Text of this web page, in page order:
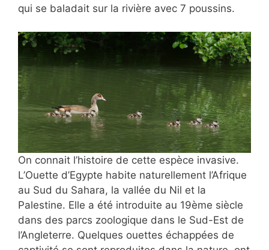
qui se baladait sur la rivière avec 7 poussins.
On connait l’histoire de cette espèce invasive.
L’Ouette d’Egypte habite naturellement l’Afrique
au Sud du Sahara, la vallée du Nil et la
Palestine. Elle a été introduite au 19ème siècle
dans des parcs zoologique dans le Sud-Est de
l’Angleterre. Quelques ouettes échappées de